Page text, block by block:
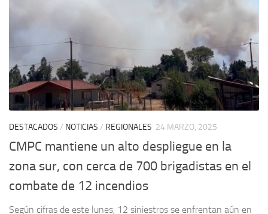
DESTACADOS / NOTICIAS / REGIONALES 24 MARZO, 2025
CMPC mantiene un alto despliegue en la
zona sur, con cerca de 700 brigadistas en el
combate de 12 incendios
Según cifras de este lunes, 12 siniestros se enfrentan aún en